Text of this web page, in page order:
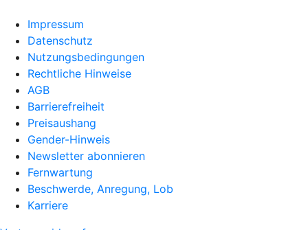
Impressum
Datenschutz
Nutzungsbedingungen
Rechtliche Hinweise
AGB
Barrierefreiheit
Preisaushang
Gender-Hinweis
Newsletter abonnieren
Fernwartung
Beschwerde, Anregung, Lob
Karriere